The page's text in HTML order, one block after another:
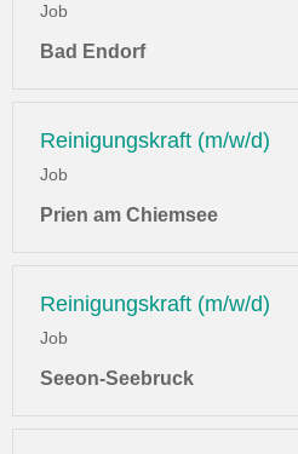
Job
Bad Endorf
Reinigungskraft (m/w/d)
Job
Prien am Chiemsee
Reinigungskraft (m/w/d)
Job
Seeon-Seebruck